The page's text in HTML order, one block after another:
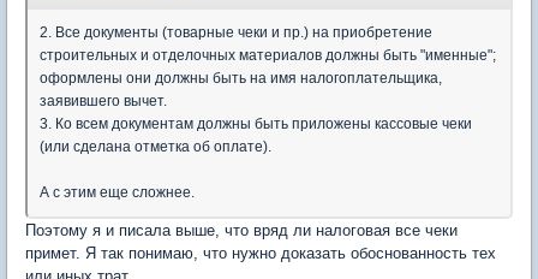
2. Все документы (товарные чеки и пр.) на приобретение
строительных и отделочных материалов должны быть "именные";
оформлены они должны быть на имя налогоплательщика,
заявившего вычет.
3. Ко всем документам должны быть приложены кассовые чеки
(или сделана отметка об оплате).
А с этим еще сложнее.
Поэтому я и писала выше, что вряд ли налоговая все чеки
примет. Я так понимаю, что нужно доказать обоснованность тех